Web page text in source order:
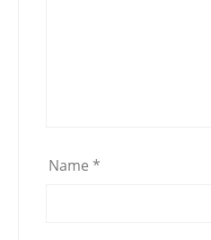
Name *